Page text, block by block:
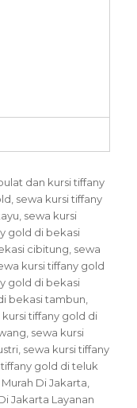
dan kursi tiffany
sewa kursi tiffany
sewa kursi
gold di bekasi
cibitung sewa
kursi tiffany gold
gold di bekasi
bekasi tambun
kursi tiffany gold di
sewa kursi
sewa kursi tiffany
gold di teluk
Di Jakarta
Jakarta Layanan